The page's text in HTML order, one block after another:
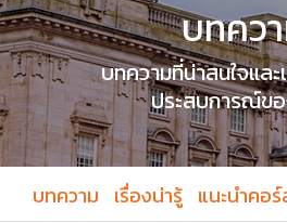
บทคว
บทความที่น่าสนใจและ
ประสบการณ์ข
บทความ เรื่องน่ารู้ แนะนำคอร์